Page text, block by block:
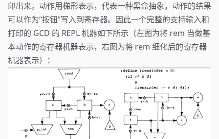
印出来。动作用梯形表示，代表一种黑盒抽象，动作的结果
可以作为“按钮”写入到寄存器。因此一个完整的支持输入和
打印的 GCD 的 REPL 机器如下所示（左图为将 rem 当做基
本动作的寄存器机器表示，右图为将 rem 细化后的寄存器
机器表示）：